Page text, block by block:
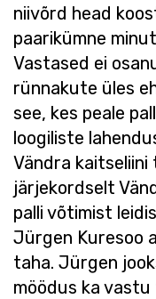
niivõrd head
paarikümne
Vastased ei
rünnakute üles
see, kes peale
loogiliste
Vändra kaitseliini
järjekordselt
palli võtimist
Jürgen Kuresoo
taha. Jürgen
möödus ka